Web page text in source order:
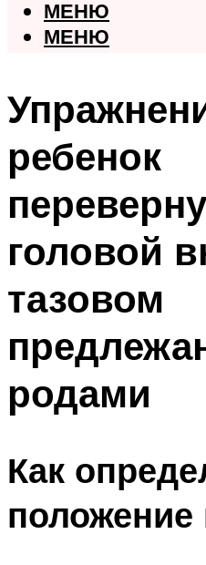
МЕНЮ
МЕНЮ
ребенок
головой
тазовом
родами
Как
положение